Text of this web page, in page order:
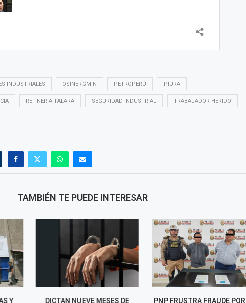
INDUSTRIALES OSINERGMIN PETROPERÚ PIURA
REFINERÍA TALARA SEGURIDAD INDUSTRIAL TRABAJADOR HERIDO
TAMBIÉN TE PUEDE INTERESAR
Y
DICTAN NUEVE MESES DE
PNP FRUSTRA FRAUDE POR S/